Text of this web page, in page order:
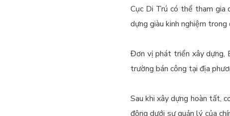
Cục Di Trú có thể tham gia
dựng giàu kinh nghiệm
Đơn vị phát triển xây dựng,
trường bán công tại địa
Sau khi xây dựng hoàn tất,
động dưới sự quản lý của